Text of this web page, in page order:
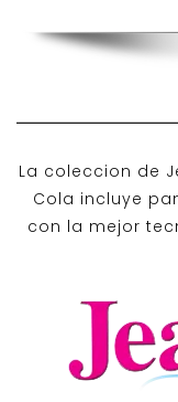
La coleccion de
Cola incluye
con la mejor